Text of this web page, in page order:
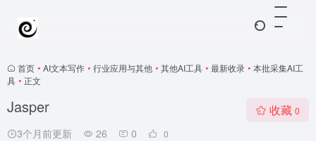
首页 • AI文本写作 • 行业应用与其他 • 其他AI工具 • 最新收录 • 本批采集AI工
具 • 正文
Jasper
3个月前更新 26 0 0
收藏 0